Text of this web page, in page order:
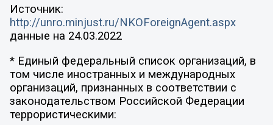
Источник:
http://unro.minjust.ru/NKOForeignAgent.aspx
данные на 24.03.2022
* Единый федеральный список организаций, в
том числе иностранных и международных
организаций, признанных в соответствии с
законодательством Российской Федерации
террористическими: